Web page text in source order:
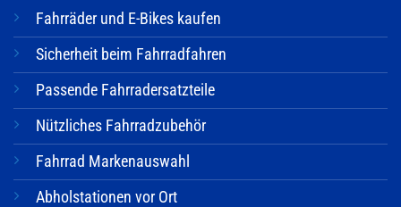
Fahrräder und E-Bikes kaufen
Sicherheit beim Fahrradfahren
Passende Fahrradersatzteile
Nützliches Fahrradzubehör
Fahrrad Markenauswahl
Abholstationen vor Ort